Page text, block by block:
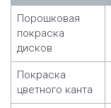
Порошковая
покраска
дисков
Покраска
цветного канта